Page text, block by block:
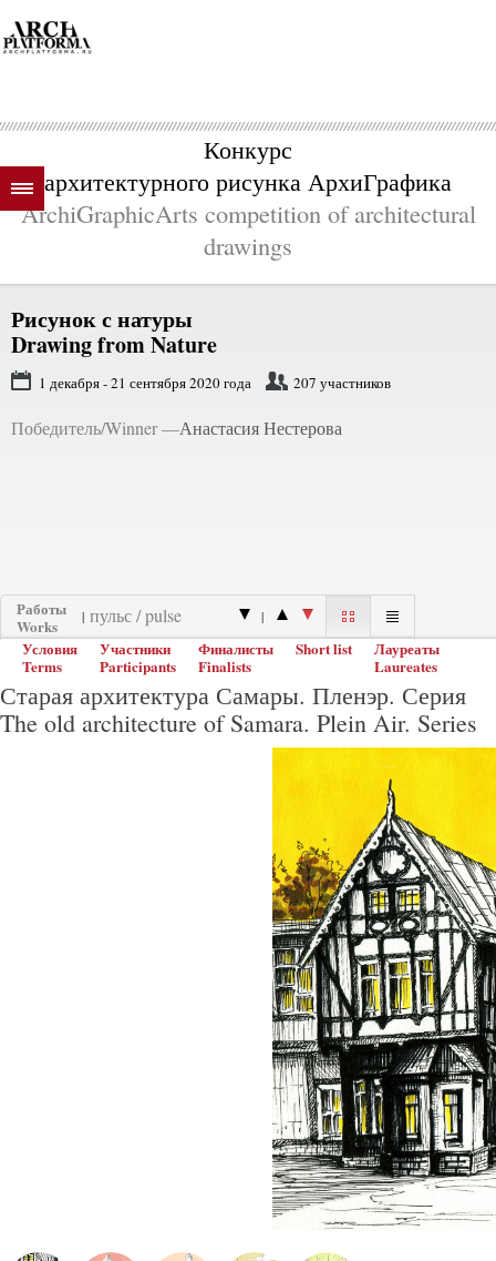
Конкурс
архитектурного рисунка АрхиГрафика
ArchiGraphicArts competition of architectural
drawings
Рисунок с натуры
Drawing from Nature
1 декабря - 21 сентября 2020 года 207 участников
Победитель/Winner —Анастасия Нестерова
Работы
Works
| |
Условия
Terms
Участники
Participants
Финалисты
Finalists
Short list
Лауреаты
Laureates
Старая архитектура Самары. Пленэр. Серия
The old architecture of Samara. Plein Air. Series